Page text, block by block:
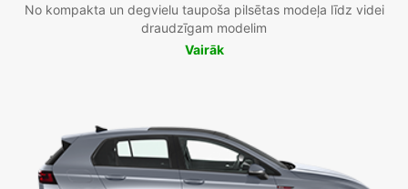
No kompakta un degvielu taupoša pilsētas modeļa līdz videi
draudzīgam modelim
Vairāk